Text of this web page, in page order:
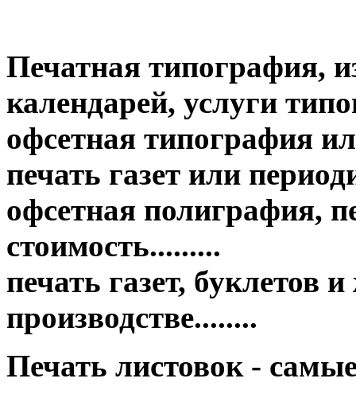
Печатная типография,
календарей, услуги
офсетная типография
печать газет или
офсетная полиграфия,
стоимость.........
печать газет, буклетов
производстве........
Печать листовок -